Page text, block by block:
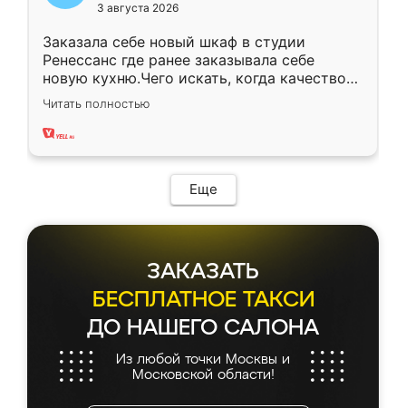
3 августа 2026
Заказала себе новый шкаф в студии
Ренессанс где ранее заказывала себе
новую кухню.Чего искать, когда качеством
вполне довольна. Служит кухня уже почти
два года, нареканий нет.
Читать полностью
Еще
ЗАКАЗАТЬ
БЕСПЛАТНОЕ ТАКСИ
ДО НАШЕГО САЛОНА
Из любой точки Москвы и
Московской области!